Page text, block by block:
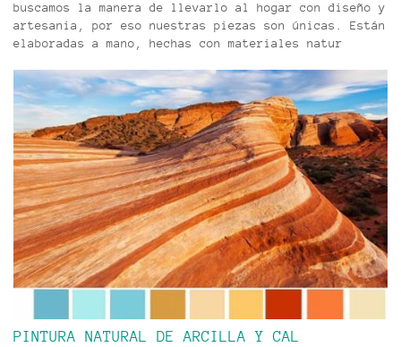
buscamos la manera de llevarlo al hogar con diseño y
artesania, por eso nuestras piezas son únicas. Están
elaboradas a mano, hechas con materiales natur
PINTURA NATURAL DE ARCILLA Y CAL